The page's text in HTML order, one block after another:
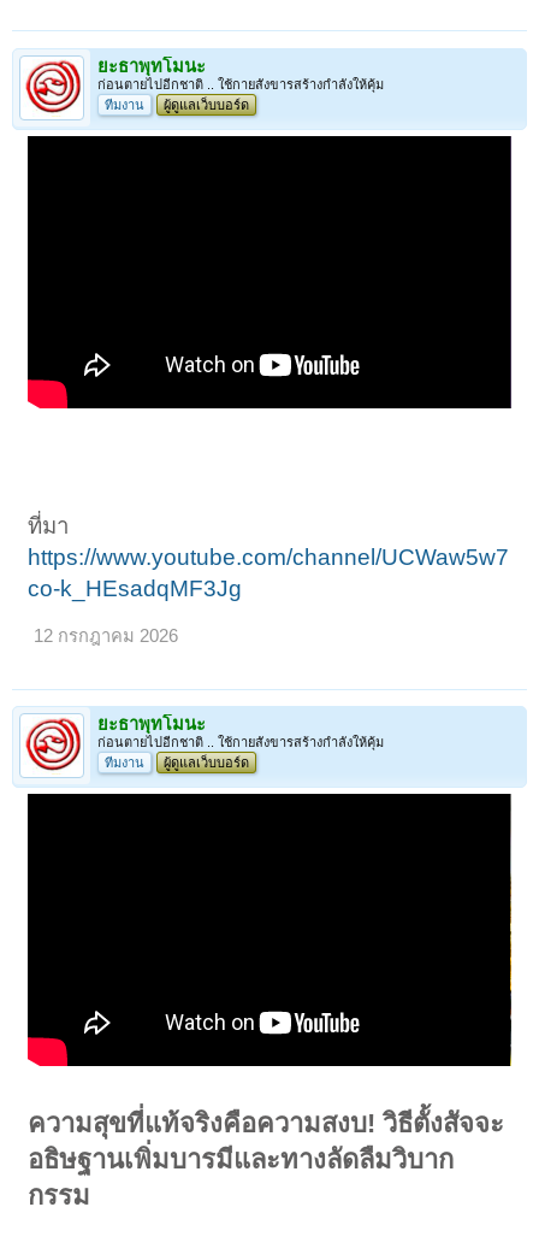
ยะธาพุทโมนะ
ก่อนตายไปอีกชาติ .. ใช้กายสังขารสร้างกำลังให้คุ้ม
ทีมงาน
ผู้ดูแลเว็บบอร์ด
ที่มา
https://www.youtube.com/channel/UCWaw5w7
co-k_HEsadqMF3Jg
12 กรกฎาคม 2026
ยะธาพุทโมนะ
ก่อนตายไปอีกชาติ .. ใช้กายสังขารสร้างกำลังให้คุ้ม
ทีมงาน
ผู้ดูแลเว็บบอร์ด
ความสุขที่แท้จริงคือความสงบ! วิธีตั้งสัจจะ
อธิษฐานเพิ่มบารมีและทางลัดลืมวิบาก
กรรม